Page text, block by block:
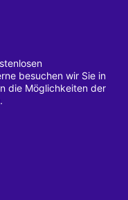
besuchen wir Sie in
die Möglichkeiten der